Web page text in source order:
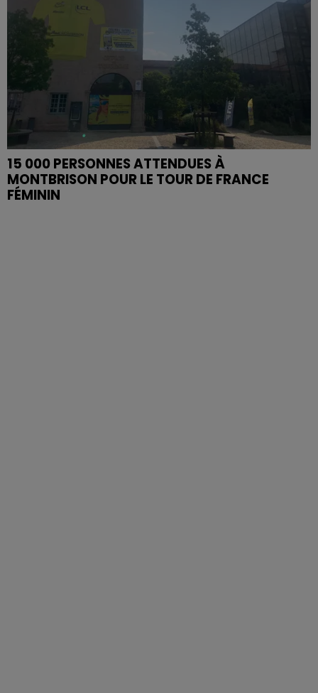
15 000 PERSONNES ATTENDUES À
MONTBRISON POUR LE TOUR DE FRANCE
FÉMININ